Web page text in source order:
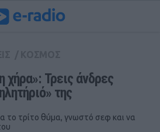
χήρα»: Τρεις άνδρες
της
το τρίτο θύμα, γνωστό σεφ και να